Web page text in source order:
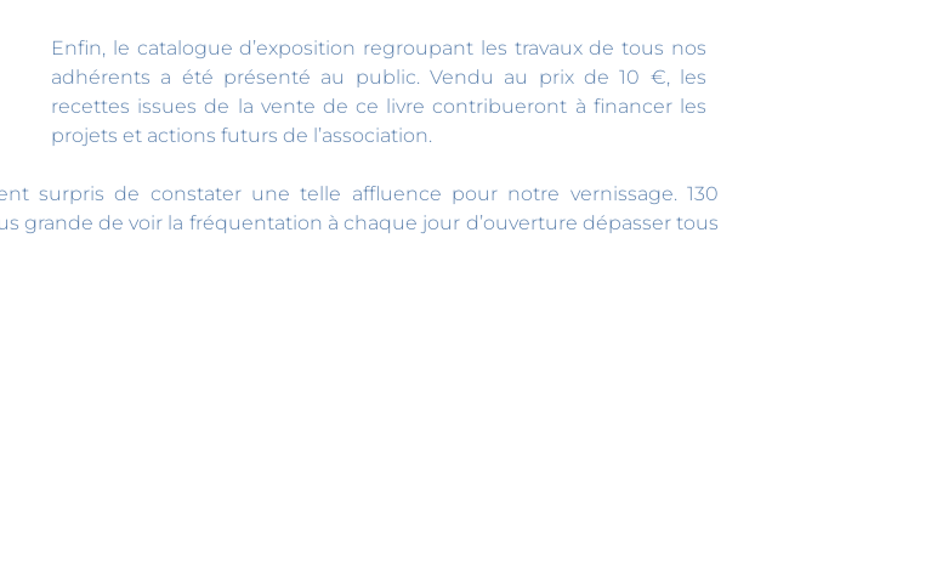
Enfin, le catalogue d’exposition regroupant les travaux de tous nos
adhérents a été présenté au public. Vendu au prix de 10 €, les
recettes issues de la vente de ce livre contribueront à financer les
projets et actions futurs de l’association.
surpris de constater une telle affluence pour notre vernissage. 130
grande de voir la fréquentation à chaque jour d’ouverture dépasser tous